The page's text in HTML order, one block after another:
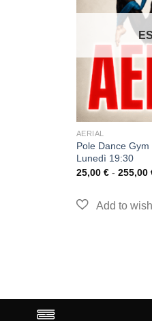
AERIAL
Pole Dance
Lunedì 19:30
25,00 € - 255,00